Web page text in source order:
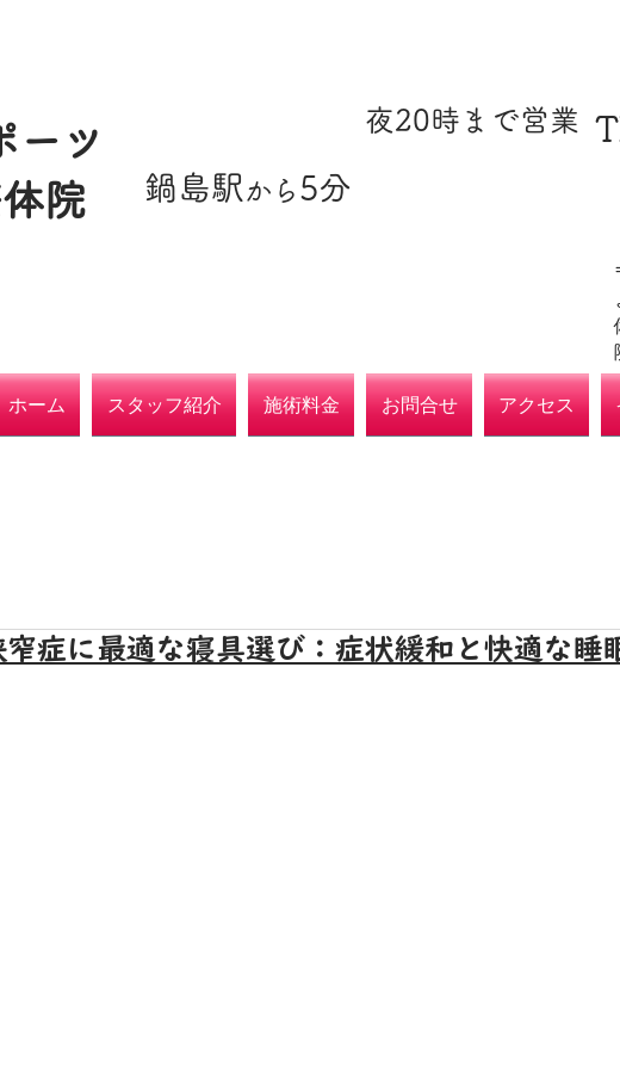
ーツ
体院
​夜20時まで営業
​鍋島駅 から 5分
ーム スタッフ紹介 施術料金 お問合せ アクセス
症に最適な寝具選び：症状緩和と快適な睡